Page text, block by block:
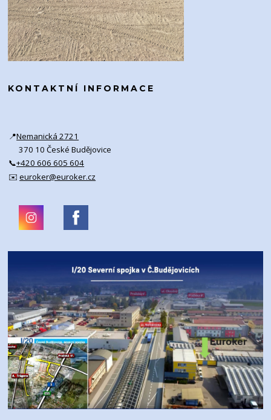
KONTAKTNÍ INFORMACE
📍Nemanická 2721
370 10 České Budějovice
📞+420 606 605 604
✉️euroker@euroker.cz